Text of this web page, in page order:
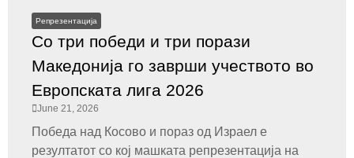
Репрезентација
Со три победи и три порази
Македонија го заврши учеството во
Европската лига 2026
June 21, 2026
Победа над Косово и пораз од Израел е
резултатот со кој машката репрезентација на